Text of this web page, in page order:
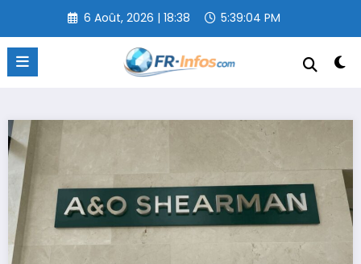
contenu
6 Août, 2026 | 18:38 5:39:05 PM